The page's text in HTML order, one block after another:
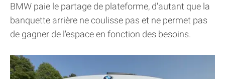
BMW paie le partage de plateforme, d'autant que la
banquette arrière ne coulisse pas et ne permet pas
de gagner de l'espace en fonction des besoins.